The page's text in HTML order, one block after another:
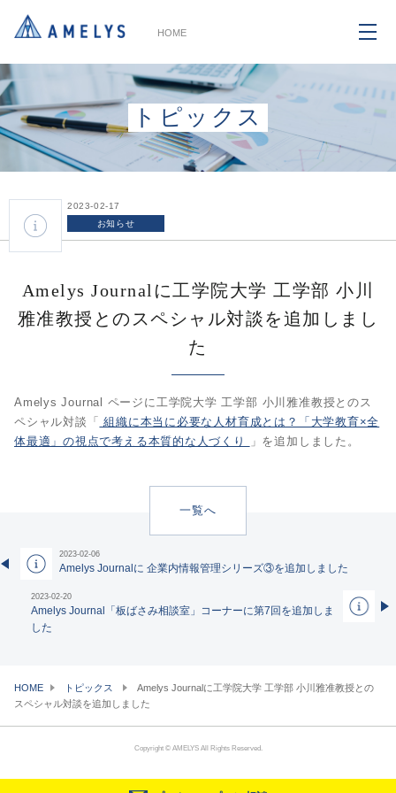
HOME
トピックス
2023-02-17
お知らせ
Amelys Journalに工学院大学 工学部 小川
雅准教授とのスペシャル対談を追加しまし
た
Amelys Journal ページに工学院大学 工学部 小川雅准教授とのス
ペシャル対談「 組織に本当に必要な人材育成とは？「大学教育×全
体最適」の視点で考える本質的な人づくり
」を追加しました。
一覧へ
2023-02-06
Amelys Journalに 企業内情報管理シリーズ③を追加しました
2023-02-20
Amelys Journal「板ばさみ相談室」コーナーに第7回を追加しま
した
HOME トピックス
Amelys Journalに工学院大学 工学部 小川雅准教授との
スペシャル対談を追加しました
Copyright © AMELYS All Rights Reserved.